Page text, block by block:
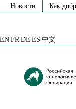
SkipНовости Как
EN FR DE ES 中文